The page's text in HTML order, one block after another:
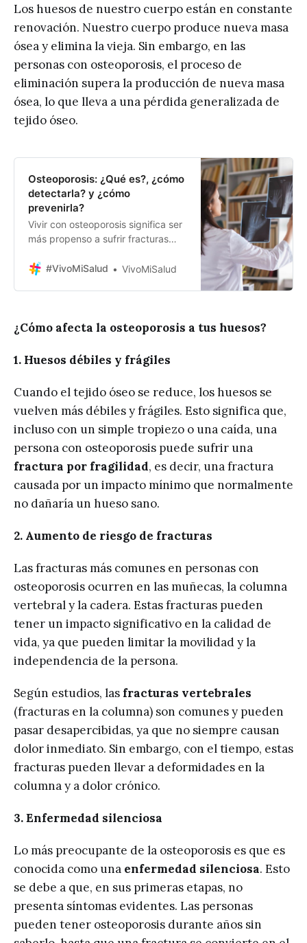
Los huesos de nuestro cuerpo están en constante
renovación. Nuestro cuerpo produce nueva masa
ósea y elimina la vieja. Sin embargo, en las
personas con osteoporosis, el proceso de
eliminación supera la producción de nueva masa
ósea, lo que lleva a una pérdida generalizada de
tejido óseo.
Osteoporosis: ¿Qué es?, ¿cómo
detectarla? y ¿cómo
prevenirla?
Vivir con osteoporosis significa ser
más propenso a sufrir fracturas
no solo la parte física de las
#VivoMiSalud VivoMiSalud
¿Cómo afecta la osteoporosis a tus huesos?
1. Huesos débiles y frágiles
Cuando el tejido óseo se reduce, los huesos se
vuelven más débiles y frágiles. Esto significa que,
incluso con un simple tropiezo o una caída, una
persona con osteoporosis puede sufrir una
fractura por fragilidad, es decir, una fractura
causada por un impacto mínimo que normalmente
no dañaría un hueso sano.
2. Aumento de riesgo de fracturas
Las fracturas más comunes en personas con
osteoporosis ocurren en las muñecas, la columna
vertebral y la cadera. Estas fracturas pueden
tener un impacto significativo en la calidad de
vida, ya que pueden limitar la movilidad y la
independencia de la persona.
Según estudios, las fracturas vertebrales
(fracturas en la columna) son comunes y pueden
pasar desapercibidas, ya que no siempre causan
dolor inmediato. Sin embargo, con el tiempo, estas
fracturas pueden llevar a deformidades en la
columna y a dolor crónico.
3. Enfermedad silenciosa
Lo más preocupante de la osteoporosis es que es
conocida como una enfermedad silenciosa. Esto
se debe a que, en sus primeras etapas, no
presenta síntomas evidentes. Las personas
pueden tener osteoporosis durante años sin